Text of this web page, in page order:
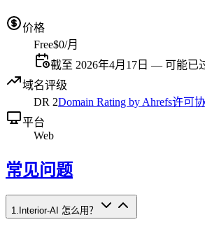
价格
Free$0/月
截至 2026年4月17日 — 可能已
域名评级
DR 2Domain Rating by Ahrefs许可
平台
Web
常见问题
1 Interior-AI 怎么用？